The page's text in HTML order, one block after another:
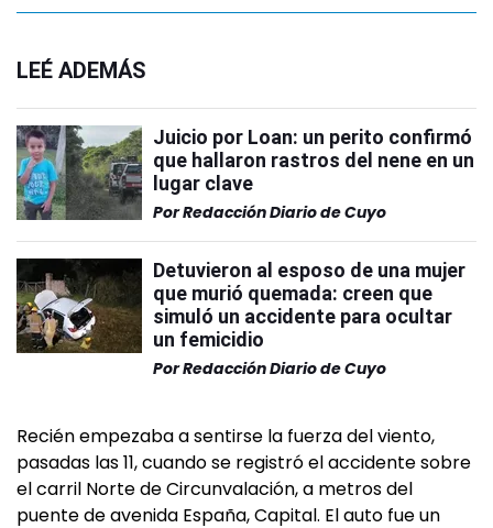
LEÉ ADEMÁS
Juicio por Loan: un perito confirmó
que hallaron rastros del nene en un
lugar clave
PorRedacción Diario de Cuyo
Detuvieron al esposo de una mujer
que murió quemada: creen que
simuló un accidente para ocultar
un femicidio
PorRedacción Diario de Cuyo
Recién empezaba a sentirse la fuerza del viento,
pasadas las 11, cuando se registró el accidente sobre
el carril Norte de Circunvalación, a metros del
puente de avenida España, Capital. El auto fue un